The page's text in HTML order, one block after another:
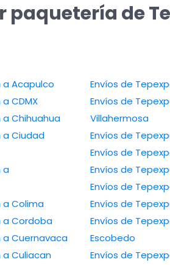
paquetería de
a Acapulco
CDMX
a Chihuahua
a Ciudad
a
a Colima
a Cordoba
a Cuernavaca
a Culiacan
Envíos de
Envíos de
Villahermosa
Envíos de
Envíos de
Envíos de
Envíos de
Envíos de
Envíos de
Escobedo
Envíos de